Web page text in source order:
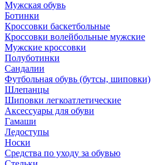
Мужская обувь
Ботинки
Кроссовки баскетбольные
Кроссовки волейбольные мужские
Мужские кроссовки
Полуботинки
Сандалии
Футбольная обувь (бутсы, шиповки)
Шлепанцы
Шиповки легкоатлетические
Аксессуары для обуви
Гамаши
Ледоступы
Носки
Средства по уходу за обувью